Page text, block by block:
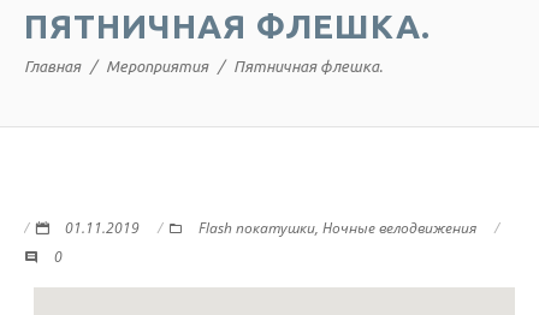
ПЯТНИЧНАЯ ФЛЕШКА.
Главная Мероприятия Пятничная флешка.
01.11.2019 Flash покатушки, Ночные велодвижения
0